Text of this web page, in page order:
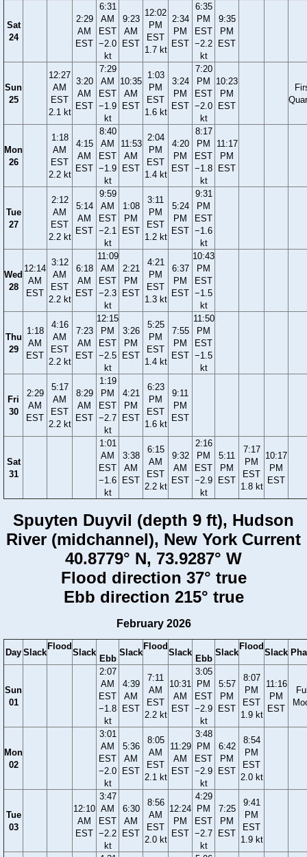
Sat
24
2:29
AM
EST
6:31
AM
EST
−2.0
kt
9:23
AM
EST
12:02
PM
EST
1.7 kt
2:34
PM
EST
6:35
PM
EST
−2.2
kt
9:35
PM
EST
Sun
25
12:27
AM
EST
2.1 kt
3:20
AM
EST
7:29
AM
EST
−1.9
kt
10:35
AM
EST
1:03
PM
EST
1.6 kt
3:24
PM
EST
7:20
PM
EST
−2.0
kt
10:23
PM
EST
Mon
26
1:18
AM
EST
2.2 kt
4:15
AM
EST
8:40
AM
EST
−1.9
kt
11:53
AM
EST
2:04
PM
EST
1.4 kt
4:20
PM
EST
8:17
PM
EST
−1.8
kt
11:17
PM
EST
Tue
27
2:12
AM
EST
2.2 kt
5:14
AM
EST
9:59
AM
EST
−2.1
kt
1:08
PM
EST
3:11
PM
EST
1.2 kt
5:24
PM
EST
9:31
PM
EST
−1.6
kt
Wed
28
12:14
AM
EST
3:12
AM
EST
2.2 kt
6:18
AM
EST
11:09
AM
EST
−2.3
kt
2:21
PM
EST
4:21
PM
EST
1.3 kt
6:37
PM
EST
10:43
PM
EST
−1.5
kt
Thu
29
1:18
AM
EST
4:16
AM
EST
2.2 kt
7:23
AM
EST
12:15
PM
EST
−2.5
kt
3:26
PM
EST
5:25
PM
EST
1.4 kt
7:55
PM
EST
11:50
PM
EST
−1.5
kt
Fri
30
2:29
AM
EST
5:17
AM
EST
2.2 kt
8:29
AM
EST
1:19
PM
EST
−2.7
kt
4:21
PM
EST
6:23
PM
EST
1.6 kt
9:11
PM
EST
Sat
31
1:01
AM
EST
−1.6
kt
3:38
AM
EST
6:15
AM
EST
2.2 kt
9:32
AM
EST
2:16
PM
EST
−2.9
kt
5:11
PM
EST
7:17
PM
EST
1.8 kt
10:17
PM
EST
Spuyten Duyvil (depth 9 ft), Hudson
River (midchannel), New York Current
40.8779° N, 73.9287° W
Flood direction 37° true
Ebb direction 215° true
February 2026
Day Slack
Flood
Slack
Ebb
Slack
Flood
Slack
Ebb
Slack
Flood
Slack
Sun
01
2:07
AM
EST
−1.8
kt
4:39
AM
EST
7:11
AM
EST
2.2 kt
10:31
AM
EST
3:05
PM
EST
−2.9
kt
5:57
PM
EST
8:07
PM
EST
1.9 kt
11:16
PM
EST
Mon
02
3:01
AM
EST
−2.0
kt
5:36
AM
EST
8:05
AM
EST
2.1 kt
11:29
AM
EST
3:48
PM
EST
−2.9
kt
6:42
PM
EST
8:54
PM
EST
2.0 kt
Tue
03
12:10
AM
EST
3:47
AM
EST
−2.2
kt
6:30
AM
EST
8:56
AM
EST
2.0 kt
12:24
PM
EST
4:29
PM
EST
−2.7
kt
7:25
PM
EST
9:41
PM
EST
1.9 kt